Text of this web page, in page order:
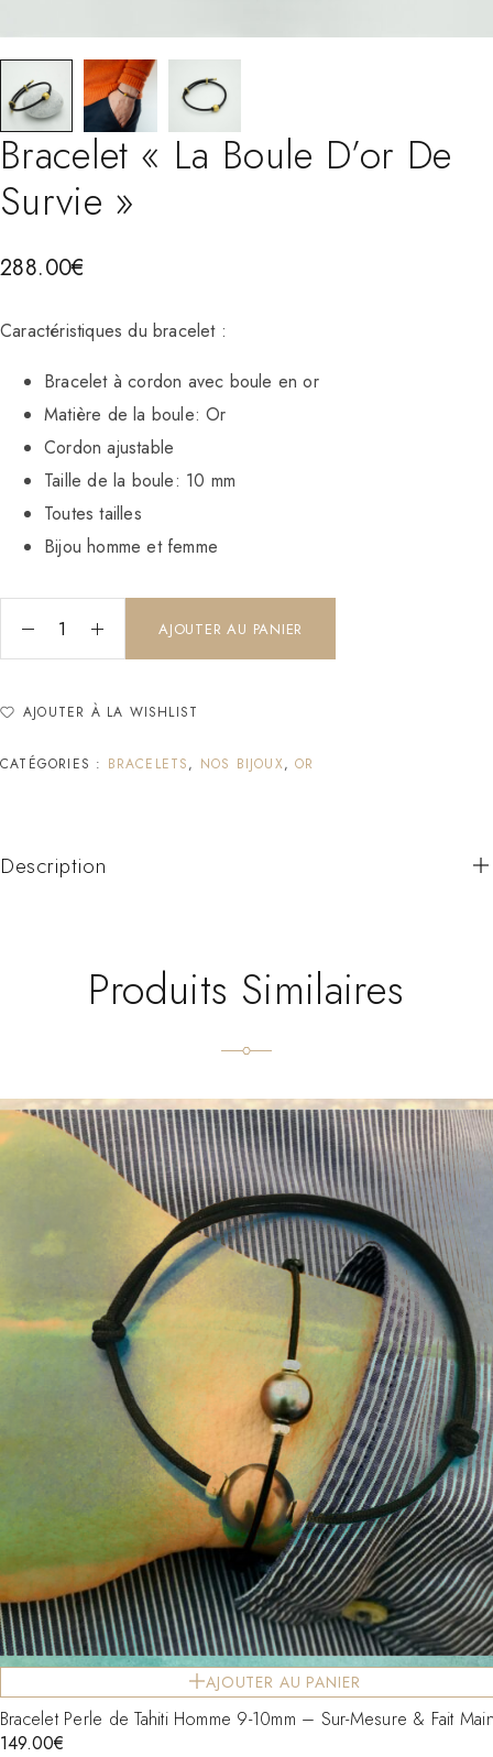
Bracelet « La Boule D’or De
Survie »
288.00€
Caractéristiques du bracelet :
Bracelet à cordon avec boule en or
Matière de la boule: Or
Cordon ajustable
Taille de la boule: 10 mm
Toutes tailles
Bijou homme et femme
AJOUTER AU PANIER
AJOUTER À LA WISHLIST
CATÉGORIES : BRACELETS, NOS BIJOUX,OR
Description
Produits Similaires
AJOUTER AU PANIER
Bracelet Perle de Tahiti Homme 9-10mm – Sur-Mesure & Fait
149.00€